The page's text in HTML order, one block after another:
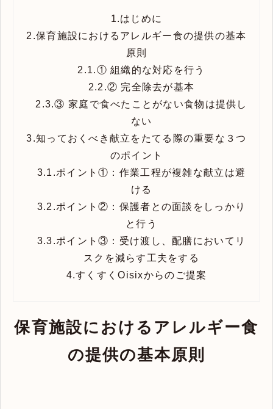
1.はじめに
2.保育施設におけるアレルギー食の提供の基本
原則
2.1.① 組織的な対応を行う
2.2.② 完全除去が基本
2.3.③ 家庭で食べたことがない食物は提供し
ない
3.知っておくべき献立をたてる際の重要な３つ
のポイント
3.1.ポイント①：作業工程が複雑な献立は避
ける
3.2.ポイント②：保護者との面談をしっかり
と行う
3.3.ポイント③：受け渡し、配膳においてリ
スクを減らす工夫をする
4.すくすくOisixからのご提案
保育施設におけるアレルギー食
の提供の基本原則